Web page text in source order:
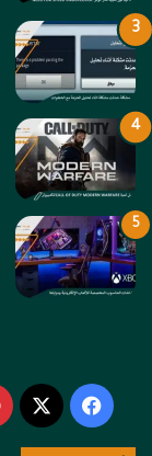
فيسبوك